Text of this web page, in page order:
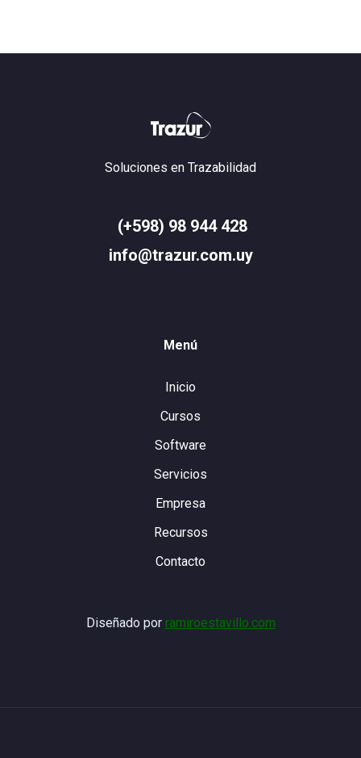
Soluciones en Trazabilidad
(+598) 98 944 428
info@trazur.com.uy
Menú
Inicio
Cursos
Software
Servicios
Empresa
Recursos
Contacto
Diseñado por ramiroestavillo.com